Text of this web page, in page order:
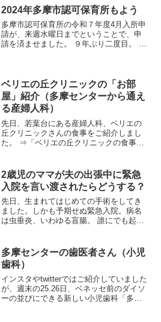
2024年多摩市認可保育所もよう
多摩市認可保育所の令和７年度4月入所申
請が、来週水曜日までということで、申
請を済ませました。 ９年ぶり二度目。 ９
H30年度と比...
ベリエの丘クリニックの「お部
屋」紹介（多摩センターから通え
る産婦人科）
先日、若葉台にある産婦人科、ベリエの
丘クリニックさんの食事をご紹介しまし
た。 ⇒「ベリエの丘クリニックの食事紹
イベント「ベリエフェスタ」が
11/3（祝）に開催されるようで...
2歳児のママが夫の出張中に緊急
入院を言い渡されたらどうする？
先日、生まれてはじめての手術をしてき
ました。しかも予期せぬ緊急入院。病名
は虫垂炎、いわゆる盲腸。 誰にでも起こ
田村クリニックへ飛び込み、診察、血液
検査、レントゲン、C...
多摩センターの歯医者さん（小児
歯科）
インスタやtwitterではご紹介していました
が、週末の25.26日、ベネッセ前のダイソ
ーの並びにできる新しい小児歯科「多摩